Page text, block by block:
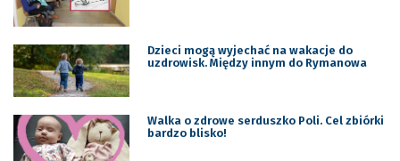
Dzieci mogą wyjechać na wakacje do
uzdrowisk. Między innym do Rymanowa
Walka o zdrowe serduszko Poli. Cel zbiórki
bardzo blisko!